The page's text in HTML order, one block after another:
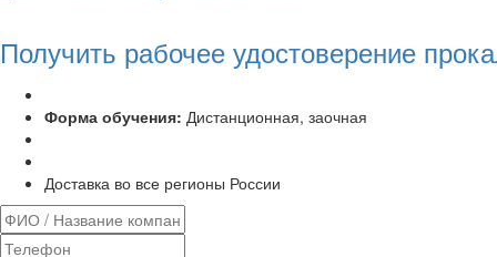
Получить рабочее удостоверение
Форма обучения: Дистанционная, заочная
Доставка во все регионы России